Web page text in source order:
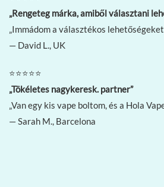
„Rengeteg márka, amiből választani
„Immádom a választékos
— David L., UK
⭐⭐⭐⭐⭐
„Tökéletes nagykeresk. partner”
„Van egy kis vape boltom, és a Hola
— Sarah M., Barcelona